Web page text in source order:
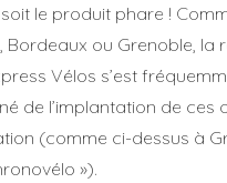
soit le produit phare !
Bordeaux ou Grenoble, la
Vélos s’est
de l’implantation de ces
(comme ci-dessus à
»).